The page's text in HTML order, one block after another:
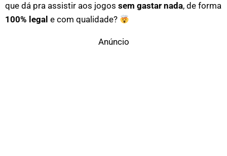
que dá pra assistir aos jogos sem gastar nada, de forma
100% legal e com qualidade?
Anúncio